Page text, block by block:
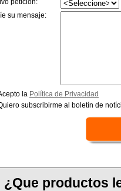
petición:
su mensaje:
la Política de Privacidad
subscribirme al boletín de
¿Que productos